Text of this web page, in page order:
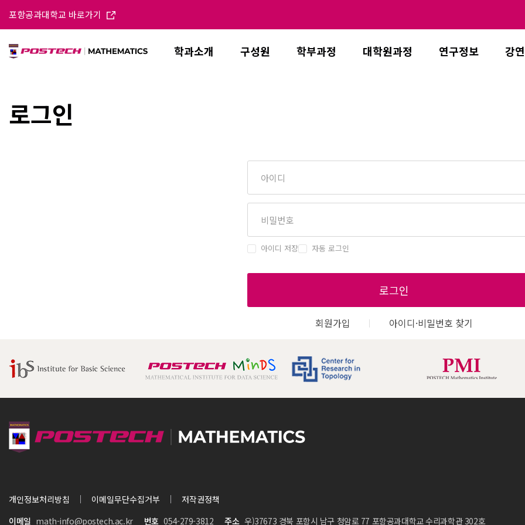
포항공과대학교 바로가기
학과소개 구성원 학부과정 대학원과정 연구정보 강
로그인
아이디 저장 자동 로그인
로그인
회원가입 아이디·비밀번호 찾기
개인정보처리방침 이메일무단수집거부
저작권정책
이메일 math-info@postech.ac.kr 번호 054-279-3812 주소 우)37673 경북 포항시 남구 청암로 77 포항공과대학교 수리과학관 302호